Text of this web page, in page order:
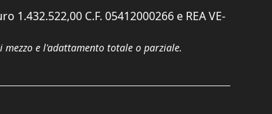
1.432.522,00 C.F. 05412000266 e REA VE-
e l'adattamento totale o parziale.